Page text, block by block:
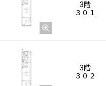
3階
３０１
3階
３０２